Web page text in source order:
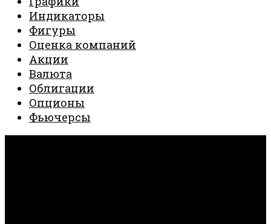
Индикаторы
Фигуры
Оценка компаний
Акции
Валюта
Облигации
Опционы
Фьючерсы